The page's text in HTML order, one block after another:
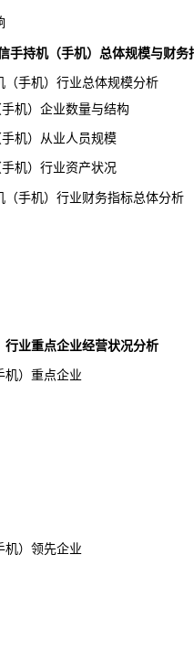
手持机（手机）总体规模与财务
手机）行业总体规模分析
）企业数量与结构
）从业人员规模
）行业资产状况
手机）行业财务指标总体分析
业重点企业经营状况分析
）重点企业
）领先企业